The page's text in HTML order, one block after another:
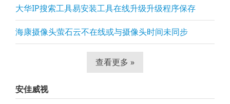
大华IP搜索工具易安装工具在线升级升级程序保存
海康摄像头萤石云不在线或与摄像头时间未同步
查看更多 »
安佳威视